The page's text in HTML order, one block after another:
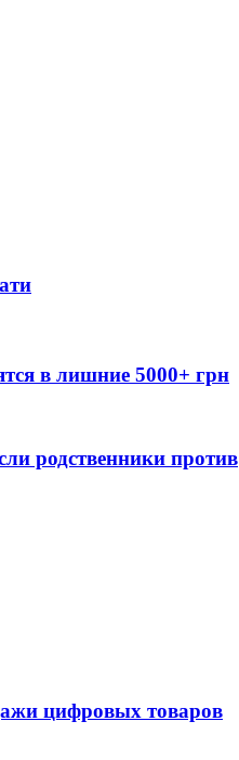
в лишние 5000+ грн
родственники против
цифровых товаров